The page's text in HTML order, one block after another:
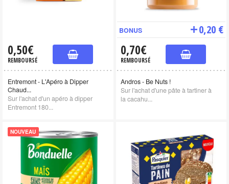
0,50€
REMBOURSÉ
Entremont - L'Apéro à Dipper
Chaud...
Sur l'achat d'un apéro à dipper
Entremont 180...
BONUS 0,20 €
0,70€
REMBOURSÉ
Andros - Be Nuts !
Sur l'achat d'une pâte à tartiner à
la cacahu...
NOUVEAU